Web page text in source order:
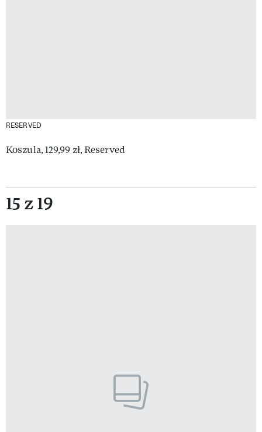
RESERVED
Koszula, 129,99 zł, Reserved
15 z 19